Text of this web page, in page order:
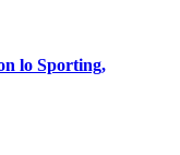
lo Sporting,